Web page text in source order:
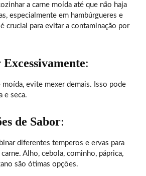
a carne moída até que não haja
especialmente em hambúrgueres e
crucial para evitar a contaminação por
:
moída, evite mexer demais. Isso pode
e seca.
de Sabor:
diferentes temperos e ervas para
Alho, cebola, cominho, páprica,
são ótimas opções.